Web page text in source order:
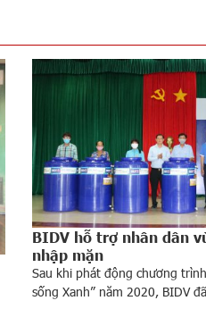
BIDV hỗ trợ nhân dân
nhập mặn
Sau khi phát động chương
sống Xanh” năm 2020, BIDV